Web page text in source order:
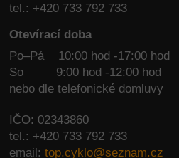
tel.: +420 733 792 733
Otevírací doba
Po–Pá 10:00 hod -17:00 hod
So
9:00 hod -12:00 hod
nebo dle telefonické domluvy
IČO: 02343860
tel.: +420 733 792 733
email:top.cyklo@seznam.cz